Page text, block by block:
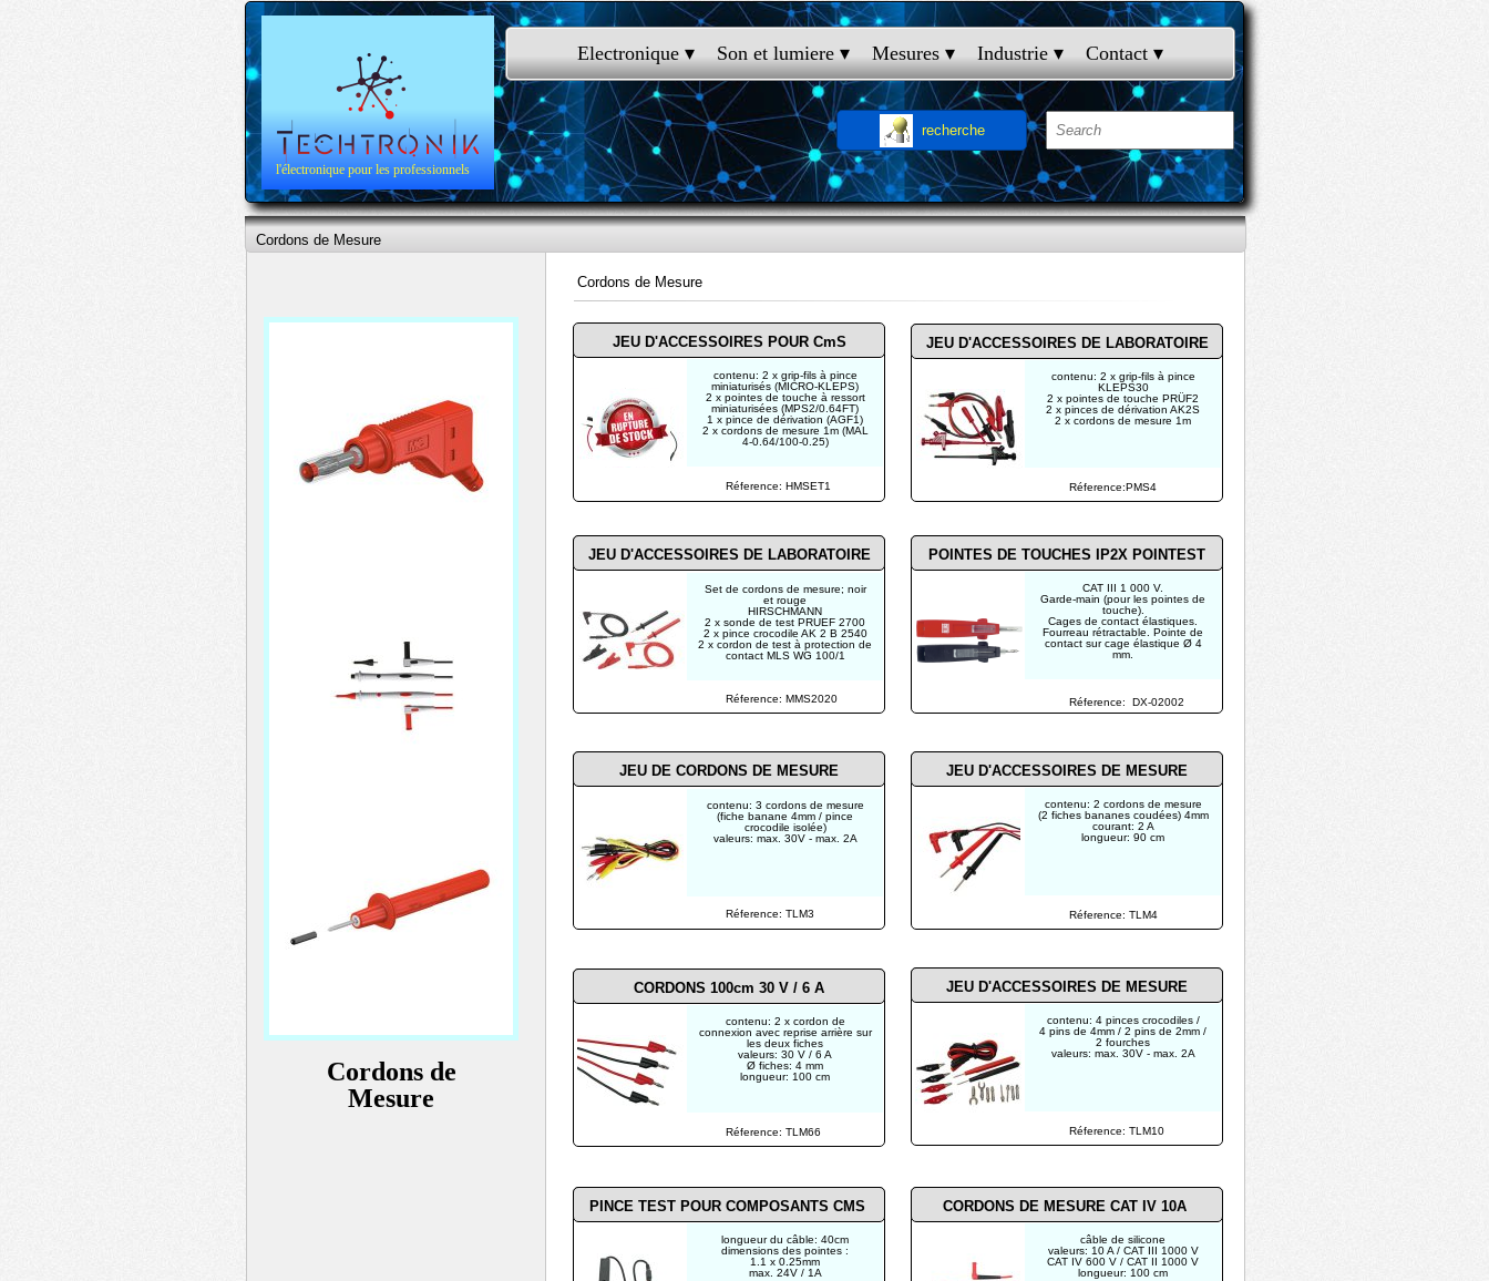
Electronique ▾ Son et lumiere ▾ Mesures ▾ Industrie ▾ Contact ▾
recherche
l'électronique pour les professionnels
Cordons de Mesure
Cordons de Mesure
Réference: HMSET1
contenu: 2 x grip-fils à pince
miniaturisés (MICRO-KLEPS)
2 x pointes de touche à ressort
miniaturisées (MPS2/0.64FT)
1 x pince de dérivation (AGF1)
2 x cordons de mesure 1m (MAL
4-0.64/100-0.25)
Réference: DX-02002
Réference:PMS4
JEU D'ACCESSOIRES POUR CmS
POINTES DE TOUCHES IP2X POINTEST
JEU D'ACCESSOIRES DE LABORATOIRE
CAT III 1 000 V.
Garde-main (pour les pointes de
touche).
Cages de contact élastiques.
Fourreau rétractable. Pointe de
contact sur cage élastique Ø 4
mm.
contenu: 2 x grip-fils à pince
KLEPS30
2 x pointes de touche PRÜF2
2 x pinces de dérivation AK2S
2 x cordons de mesure 1m
contenu: 2 cordons de mesure
(2 fiches bananes coudées) 4mm
courant: 2 A
longueur: 90 cm
Réference: TLM4
JEU D'ACCESSOIRES DE MESURE
Cordons de
Mesure
JEU D'ACCESSOIRES DE MESURE
Réference: TLM10
contenu: 4 pinces crocodiles /
4 pins de 4mm / 2 pins de 2mm /
2 fourches
valeurs: max. 30V - max. 2A
Réference: TLM3
contenu: 3 cordons de mesure
(fiche banane 4mm / pince
crocodile isolée)
valeurs: max. 30V - max. 2A
JEU DE CORDONS DE MESURE
câble de silicone
valeurs: 10 A / CAT III 1000 V
CAT IV 600 V / CAT II 1000 V
longueur: 100 cm
longueur du câble: 40cm
dimensions des pointes :
1.1 x 0.25mm
max. 24V / 1A
PINCE TEST POUR COMPOSANTS CMS CORDONS DE MESURE CAT IV 10A
CORDONS 100cm 30 V / 6 A
contenu: 2 x cordon de
connexion avec reprise arrière sur
les deux fiches
valeurs: 30 V / 6 A
Ø fiches: 4 mm
longueur: 100 cm
Réference: TLM66
JEU D'ACCESSOIRES DE LABORATOIRE
Set de cordons de mesure; noir
et rouge
HIRSCHMANN
2 x sonde de test PRUEF 2700
2 x pince crocodile AK 2 B 2540
2 x cordon de test à protection de
contact MLS WG 100/1
Réference: MMS2020